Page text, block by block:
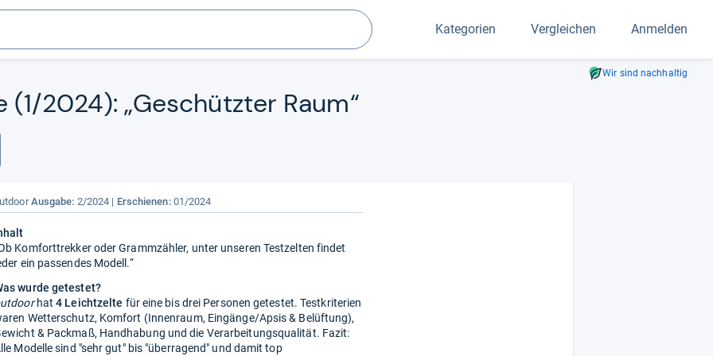
Suchen
Kategorien Vergleichen Anmelden
Wir sind nachhaltig
2024): „Geschütz­ter Raum“
Ausgabe: 2/2024 Erschienen:01/2024
Komforttrekker oder Grammzähler, unter unseren Testzelten findet
ein passendes Modell.“
wurde getestet?
hat4 Leichtzelte für eine bis drei Personen getestet. Testkriterien
Wetterschutz, Komfort (Innenraum, Eingänge/Apsis & Belüftung),
& Packmaß, Handhabung und die Verarbeitungsqualität. Fazit:
Modelle sind "sehr gut" bis "überragend" und damit top